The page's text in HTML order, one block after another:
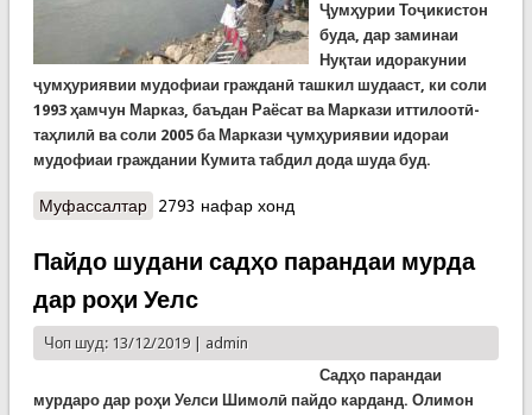
Ҷумҳурии Тоҷикистон
буда, дар заминаи
Нуқтаи идоракунии
ҷумҳуриявии мудофиаи гражданӣ ташкил шудааст, ки соли
1993 ҳамчун Марказ, баъдан Раёсат ва Маркази иттилоотӣ-
таҳлилӣ ва соли 2005 ба Маркази ҷумҳуриявии идораи
мудофиаи граждании Кумита табдил дода шуда буд.
Муфассалтаро Маркази идоракунии ҳолатҳои буҳронӣ чист?
2793 нафар хонд
Пайдо шудани садҳо парандаи мурда
дар роҳи Уелс
Чоп шуд: 13/12/2019 | admin
Садҳо парандаи
мурдаро дар роҳи Уелси Шимолӣ пайдо карданд. Олимон